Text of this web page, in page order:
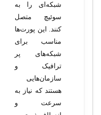
شبکه‌ای را به
سوئیچ متصل
کنند. این پورت‌ها
مناسب برای
شبکه‌های پر
ترافیک و
سازمان‌هایی
هستند که نیاز به
سرعت و